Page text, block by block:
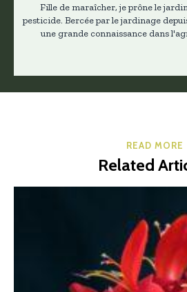
Fille de maraîcher, je prône le
pesticide. Bercée par le jardinage
une grande connaissance dans
READ MORE
Related